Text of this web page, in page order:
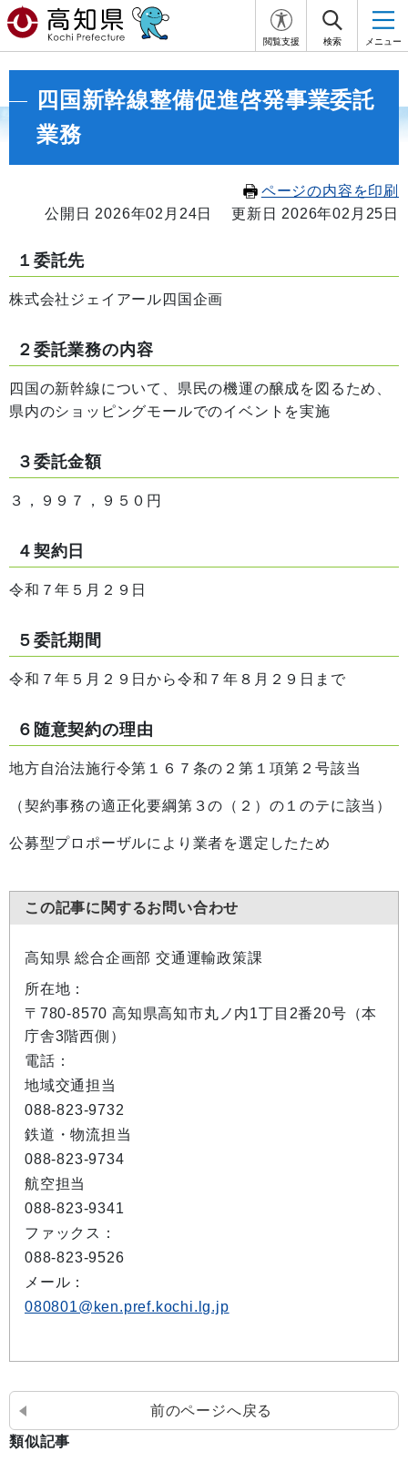
閲覧支援 検索 メニュー
四国新幹線整備促進啓発事業委託
業務
ページの内容を印刷
公開日 2026年02月24日
更新日 2026年02月25日
１委託先
株式会社ジェイアール四国企画
２委託業務の内容
四国の新幹線について、県民の機運の醸成を図るため、
県内のショッピングモールでのイベントを実施
３委託金額
３，９９７，９５０円
４契約日
令和７年５月２９日
５委託期間
令和７年５月２９日から令和７年８月２９日まで
６随意契約の理由
地方自治法施行令第１６７条の２第１項第２号該当
（契約事務の適正化要綱第３の（２）の１のテに該当）
公募型プロポーザルにより業者を選定したため
この記事に関するお問い合わせ
高知県 総合企画部 交通運輸政策課
所在地：
〒780-8570 高知県高知市丸ノ内1丁目2番20号（本
庁舎3階西側）
電話：
地域交通担当
088-823-9732
鉄道・物流担当
088-823-9734
航空担当
088-823-9341
ファックス：
088-823-9526
メール：
080801@ken.pref.kochi.lg.jp
前のページへ戻る
類似記事